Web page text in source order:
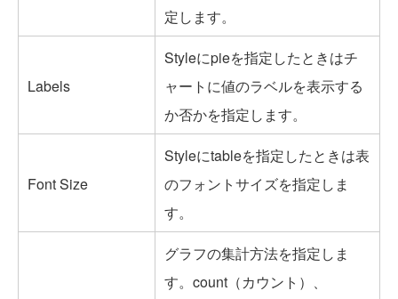
定します。
Labels
Styleにpieを指定したときはチ
ャートに値のラベルを表示する
か否かを指定します。
Font Size
Styleにtableを指定したときは表
のフォントサイズを指定しま
す。
グラフの集計方法を指定しま
す。count（カウント）、